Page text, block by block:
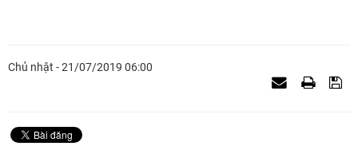
Chủ nhật - 21/07/2019 06:00